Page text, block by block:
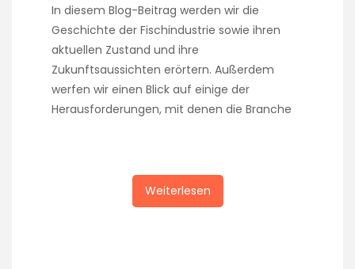
In diesem Blog-Beitrag werden wir die
Geschichte der Fischindustrie sowie ihren
aktuellen Zustand und ihre
Zukunftsaussichten erörtern. Außerdem
werfen wir einen Blick auf einige der
Herausforderungen, mit denen die Branche
Weiterlesen